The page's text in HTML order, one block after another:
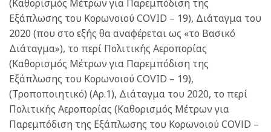
(Καθορισμός Μέτρων για Παρεμπόδιση της
Εξάπλωσης του Κορωνοιού COVID – 19), Διάταγμα του
2020 (που στο εξής θα αναφέρεται ως «το Βασικό
Διάταγμα»), το περί Πολιτικής Αεροπορίας
(Καθορισμός Μέτρων για Παρεμπόδιση της
Εξάπλωσης του Κορωνοιού COVID – 19),
(Τροποποιητικό) (Αρ.1), Διάταγμα του 2020, το περί
Πολιτικής Αεροπορίας (Καθορισμός Μέτρων για
Παρεμπόδιση της Εξάπλωσης του Κορωνοιού COVlD –